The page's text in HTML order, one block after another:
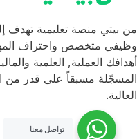
من بيتي منصة تعليمية تهدف
وظيفي متخصص واحتراف
أهدافك العملية, العلمية
المسجّلة مسبقاً على قدر من
العالية.
تواصل معنا